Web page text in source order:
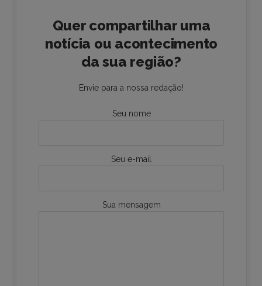
Quer compartilhar uma
notícia ou acontecimento
da sua região?
Envie para a nossa redação!
Seu nome
Seu e-mail
Sua mensagem